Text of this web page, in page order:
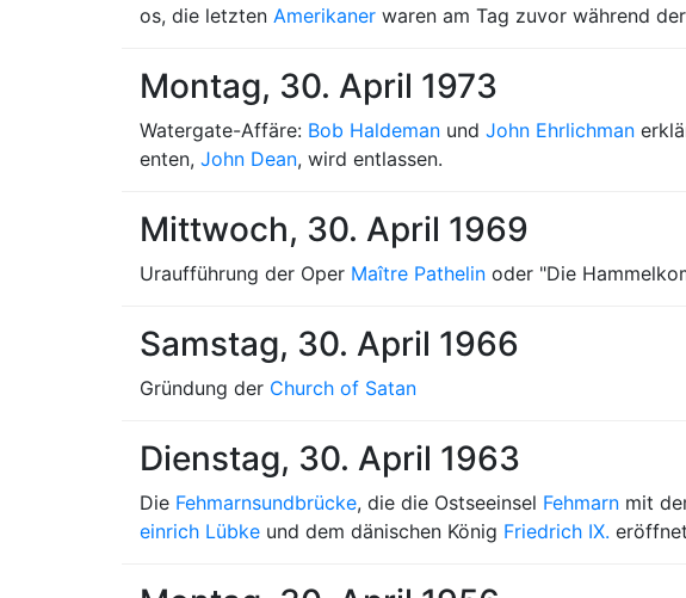
os, die letzten Amerikaner waren am Tag zuvor während der
Montag, 30. April 1973
Watergate-Affäre: Bob Haldeman und John Ehrlichman
enten, John Dean, wird entlassen.
Mittwoch, 30. April 1969
Uraufführung der Oper Maître Pathelin oder "Die
Samstag, 30. April 1966
Gründung der Church of Satan
Dienstag, 30. April 1963
Die Fehmarnsundbrücke, die die Ostseeinsel Fehmarn mit
einrich Lübke und dem dänischen König Friedrich IX.